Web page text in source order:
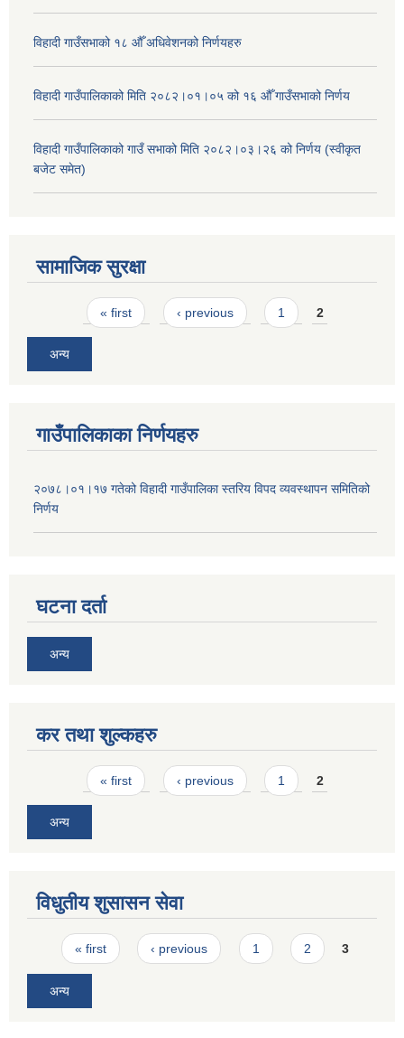
विहादी गाउँसभाको १८ औँ अधिवेशनको निर्णयहरु
विहादी गाउँपालिकाको मिति २०८२।०१।०५ को १६ औँ गाउँसभाको निर्णय
विहादी गाउँपालिकाको गाउँ सभाको मिति २०८२।०३।२६ को निर्णय (स्वीकृत
बजेट समेत)
सामाजिक सुरक्षा
Pages« first ‹ previous 1 2
अन्य
गाउँपालिकाका निर्णयहरु
२०७८।०१।१७ गतेको विहादी गाउँपालिका स्तरिय विपद व्यवस्थापन समितिको
निर्णय
घटना दर्ता
अन्य
कर तथा शुल्कहरु
Pages« first ‹ previous 1 2
अन्य
विधुतीय शुसासन सेवा
Pages
« first ‹ previous 1 2 3
अन्य